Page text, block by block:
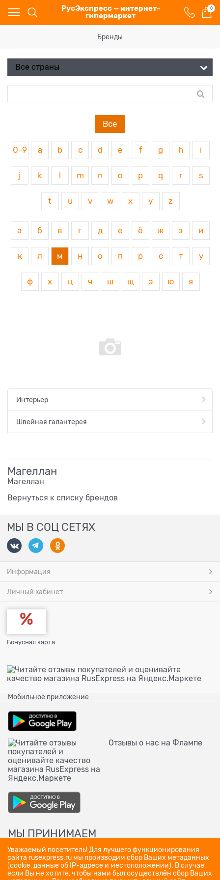
РусЭкспресс — интернет-
гипермаркет
0
Бренды
Все
0-9 a b c d e f g h i
j k m n o p q r s
t u v w x y z
а б в г д е ё ж з и
к л м н о п р с т у
ф х ц ч ш щ э ю я
Интерьер
Швейная галантерея
Магеллан
Магеллан
Вернуться к списку брендов
МЫ В СОЦ СЕТЯХ
Информация
Личный кабинет
Бонусная карта
Мобильное приложение
Отзывы о нас на Флампе
МЫ ПРИНИМАЕМ
Уважаемый посетитель! Для лучшего функционирования
сайта rusexpress.ru мы производим сбор Ваших метаданных
(cookie, данные об IP-адресе и местоположении). В случае,
если Вы не хотите, чтобы нами был осуществлён сбор Ваших